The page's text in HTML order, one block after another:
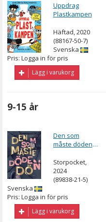
Uppdrag
Plastkampen
Häftad, 2020
(88167-50-7)
Svenska
Pris: Logga in för pris
Lägg i varukorg
9-15 år
Den som
måste döden
Storpocket,
2024
(89838-21-5)
Svenska
Pris: Logga in för pris
Lägg i varukorg